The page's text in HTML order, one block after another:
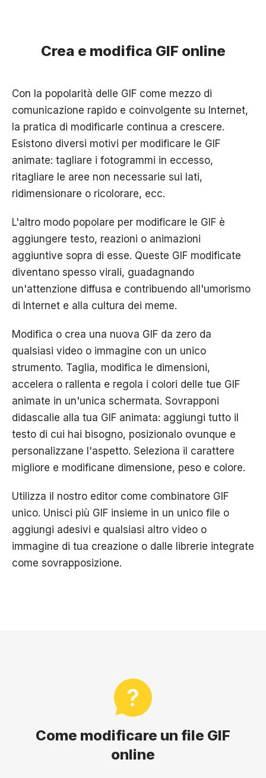
Crea e modifica GIF online
Con la popolarità delle GIF come mezzo di
comunicazione rapido e coinvolgente su Internet,
la pratica di modificarle continua a crescere.
Esistono diversi motivi per modificare le GIF
animate: tagliare i fotogrammi in eccesso,
ritagliare le aree non necessarie sui lati,
ridimensionare o ricolorare, ecc.
L'altro modo popolare per modificare le GIF è
aggiungere testo, reazioni o animazioni
aggiuntive sopra di esse. Queste GIF modificate
diventano spesso virali, guadagnando
un'attenzione diffusa e contribuendo all'umorismo
di Internet e alla cultura dei meme.
Modifica o crea una nuova GIF da zero da
qualsiasi video o immagine con un unico
strumento. Taglia, modifica le dimensioni,
accelera o rallenta e regola i colori delle tue GIF
animate in un'unica schermata. Sovrapponi
didascalie alla tua GIF animata: aggiungi tutto il
testo di cui hai bisogno, posizionalo ovunque e
personalizzane l'aspetto. Seleziona il carattere
migliore e modificane dimensione, peso e colore.
Utilizza il nostro editor come combinatore GIF
unico. Unisci più GIF insieme in un unico file o
aggiungi adesivi e qualsiasi altro video o
immagine di tua creazione o dalle librerie integrate
come sovrapposizione.
Come modificare un file GIF
online